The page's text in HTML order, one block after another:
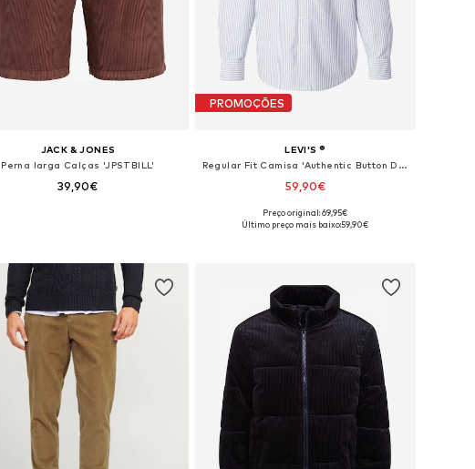
JACK & JONES
Perna larga Calças 'JPSTBILL'
39,90€
PROMOÇÕES
LEVI'S ®
Regular Fit Camisa 'Authentic Button Down Shirt'
59,90€
Tamanhos disponíveis: S, M, L, XL, XXL
Preço original: 69,95€
Último preço mais baixo:59,90€